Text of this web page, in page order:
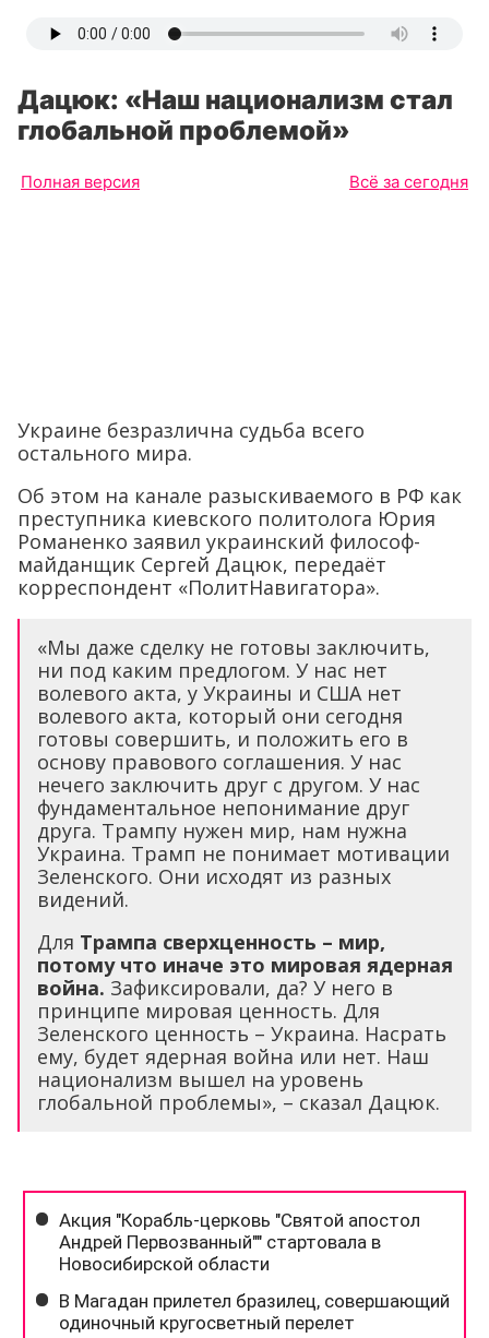
Дацюк: «Наш национализм стал
глобальной проблемой»
Полная версия Всё за сегодня
Украине безразлична судьба всего
остального мира.
Об этом на канале разыскиваемого в РФ как
преступника киевского политолога Юрия
Романенко заявил украинский философ-
майданщик Сергей Дацюк, передаёт
корреспондент «ПолитНавигатора».
«Мы даже сделку не готовы заключить,
ни под каким предлогом. У нас нет
волевого акта, у Украины и США нет
волевого акта, который они сегодня
готовы совершить, и положить его в
основу правового соглашения. У нас
нечего заключить друг с другом. У нас
фундаментальное непонимание друг
друга. Трампу нужен мир, нам нужна
Украина. Трамп не понимает мотивации
Зеленского. Они исходят из разных
видений.
Для Трампа сверхценность – мир,
потому что иначе это мировая ядерная
война. Зафиксировали, да? У него в
принципе мировая ценность. Для
Зеленского ценность – Украина. Насрать
ему, будет ядерная война или нет. Наш
национализм вышел на уровень
глобальной проблемы», – сказал Дацюк.